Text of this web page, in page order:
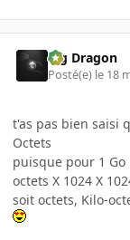
Big Dragon
Posté(e) le 18
t'as pas bien saisi
Octets
puisque pour 1
octets X 1024 X
soit octets, Kilo-